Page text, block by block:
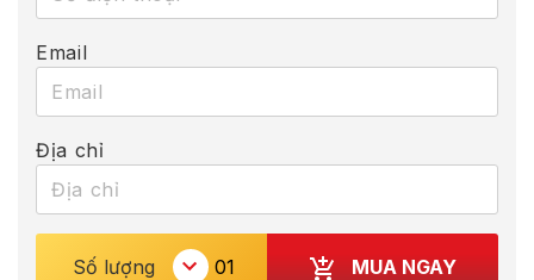
Email
Địa chỉ
Số lượng MUA NGAY